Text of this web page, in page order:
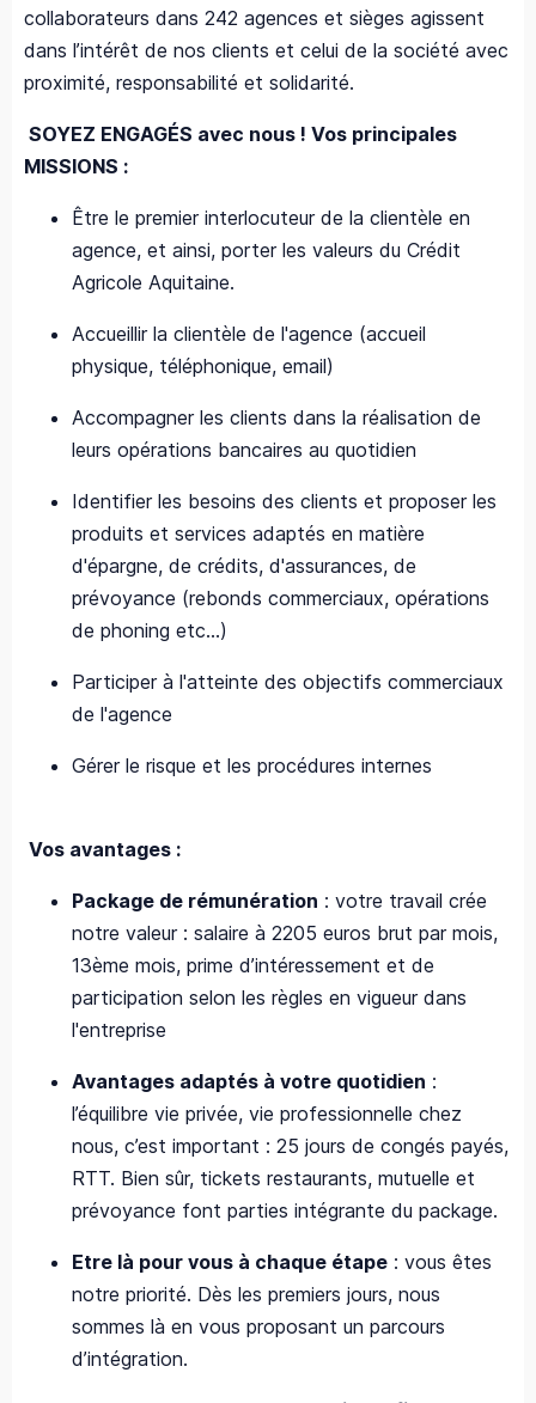
collaborateurs dans 242 agences et sièges agissent
dans l’intérêt de nos clients et celui de la société avec
proximité, responsabilité et solidarité.
SOYEZ ENGAGÉS avec nous ! Vos principales
MISSIONS :
Être le premier interlocuteur de la clientèle en
agence, et ainsi, porter les valeurs du Crédit
Agricole Aquitaine.
Accueillir la clientèle de l'agence (accueil
physique, téléphonique, email)
Accompagner les clients dans la réalisation de
leurs opérations bancaires au quotidien
Identifier les besoins des clients et proposer les
produits et services adaptés en matière
d'épargne, de crédits, d'assurances, de
prévoyance (rebonds commerciaux, opérations
de phoning etc…)
Participer à l'atteinte des objectifs commerciaux
de l'agence
Gérer le risque et les procédures internes
Vos avantages :
Package de rémunération : votre travail crée
notre valeur : salaire à 2205 euros brut par mois,
13ème mois, prime d’intéressement et de
participation selon les règles en vigueur dans
l'entreprise
Avantages adaptés à votre quotidien :
l’équilibre vie privée, vie professionnelle chez
nous, c’est important : 25 jours de congés payés,
RTT. Bien sûr, tickets restaurants, mutuelle et
prévoyance font parties intégrante du package.
Etre là pour vous à chaque étape : vous êtes
notre priorité. Dès les premiers jours, nous
sommes là en vous proposant un parcours
d’intégration.